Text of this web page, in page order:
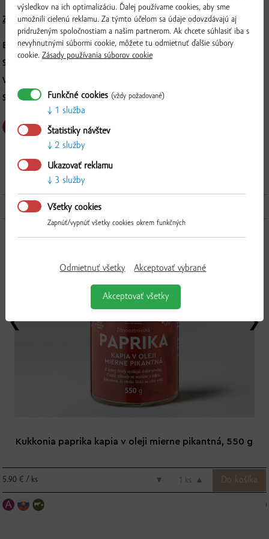
Zloženie a nutričné hodnoty
BALENIE: 200 g
SKUPINOVÉ BALENIE:
VÝROBCA:
SPÔSOB SPRACOVANIA: sterilizovaný
Ďalšie produkty z tejto kategórie
Kukkonia paprika kapia v oleji mierne pikantná, 550 g
5.90 € / ks ▼ ks ▲
výsledkov na ich optimalizáciu. Ďalej používame cookies, aby sme
umožnili cielenú reklamu. Za týmto účelom sa údaje odovzdávajú aj
pridruženým spoločnostiam a našim partnerom. Ak chcete súhlasiť iba s
nevyhnutnými súbormi cookie, môžete tu odmietnuť ďalšie súbory
cookie. Zásady používania súborov cookie
Funkčné cookies (vždy požadované)
1 služba
Štatistiky návštev
2 služby
Ukazovať reklamu
3 služby
Všetky cookies
Zapnúť/vypnúť všetky cookies okrem funkčných
Odmietnuť všetky Akceptovať vybrané
Akceptovať všetky